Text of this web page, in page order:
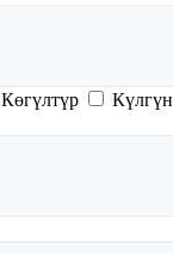
Көгүлтүр Күлгүн